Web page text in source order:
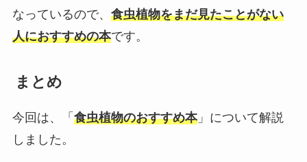
なっているので、 食虫植物をまだ見たことがない
人におすすめの本です。
まとめ
今回は、「 食虫植物のおすすめ本」について解説
しました。